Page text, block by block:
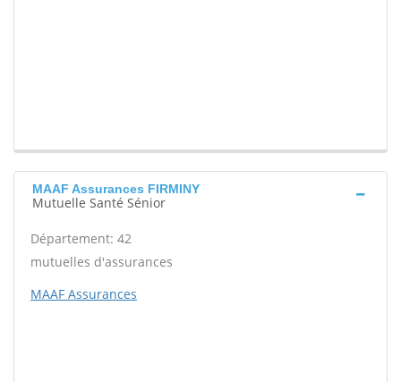
MAAF Assurances FIRMINY
Mutuelle Santé Sénior
Département: 42
mutuelles d'assurances
MAAF Assurances